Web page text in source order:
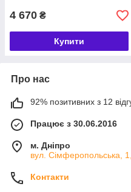
4 670 ₴
Купити
Про нас
92% позитивних з 12
Працює з 30.06.2016
м. Дніпро
вул. Сімферопольська,
Контакти